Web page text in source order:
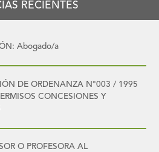
RECIENTES
Abogado/a
DE ORDENANZA N°003 / 1995
CONCESIONES Y
O PROFESORA AL